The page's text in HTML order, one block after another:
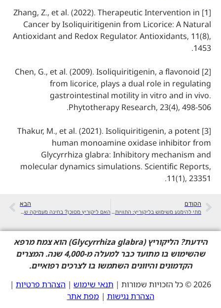
[1] Zhang, Z., et al. (2022). Therapeutic Intervention in
Cancer by Isoliquiritigenin from Licorice: A Natural
Antioxidant and Redox Regulator. Antioxidants, 11(8),
1453.
[2] Chen, G., et al. (2009). Isoliquiritigenin, a flavonoid
from licorice, plays a dual role in regulating
gastrointestinal motility in vitro and in vivo.
Phytotherapy Research, 23(4), 498-506.
[3] Thakur, M., et al. (2021). Isoliquiritigenin, a potent
human monoamine oxidase inhibitor from
Glycyrrhiza glabra: Inhibitory mechanism and
molecular dynamics simulations. Scientific Reports,
11(1), 23351.
הקודם
מתי להימנע משימוש בליקוריץ: התוויות והתראות
הבא
האם ליקוריץ מסוכן? בחינה מעמיקה של היתרונות והסיכונים
הידעת?
הליקוריץ (Glycyrrhiza glabra) הוא צמח מרפא
שהשימוש בו מתועד כבר למעלה מ-4,000 שנה. המצרים
הקדמונים והיוונים השתמשו בו לצרכים רפואיים.
2026 © כל הזכויות שמורות |
תנאי שימוש | הצהרת פרטיות |
הצהרת נגישות | מפת אתר